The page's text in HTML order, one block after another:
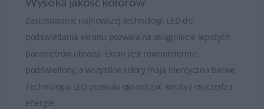
o dość dużych
możliwościach
regulacji.
Wygodne oglądanie i podłączanie pozwala na
dostosowanie swojego miejsce pracy i rozrywki. Dzieje
się to dzięki elastycznym opcjom montażu.
Zastosowanie najnowszej technologii LED do
podświetlania ekranu pozwala na osiągniecie lepszych
parametrów obrazu. Ekran jest równomiernie
podświetlony, a wszystkie kolory maja identyczna barwę.
Technologia LED pozwala ograniczać koszty i oszczędza
energie.